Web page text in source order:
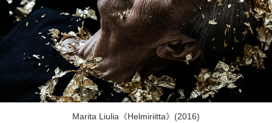
Marita Liulia《Helmiriitta》(2016)